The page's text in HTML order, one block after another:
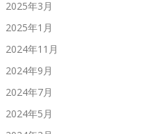
2025年3月
2025年1月
2024年11月
2024年9月
2024年7月
2024年5月